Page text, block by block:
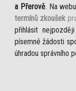
a Přerově. Na
termínů zkoušek
přihlásit nejpozději
písemné žádosti
úhradou správního